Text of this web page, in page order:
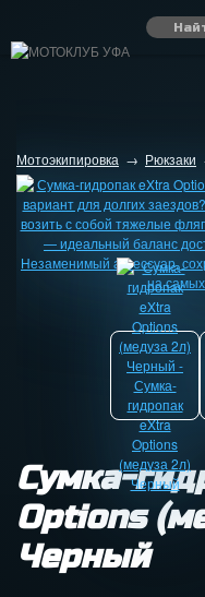
Мотоэкипировка → Рюкзаки
Сумка-
Options
Черный